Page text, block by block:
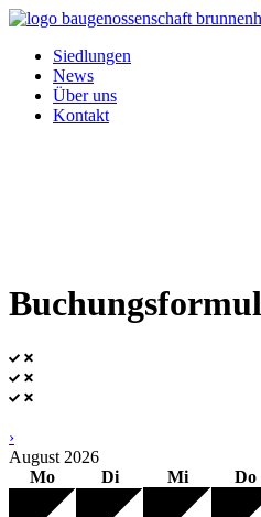
Siedlungen
News
Über uns
Kontakt
›
August 2026
Mo
Di Mi Do